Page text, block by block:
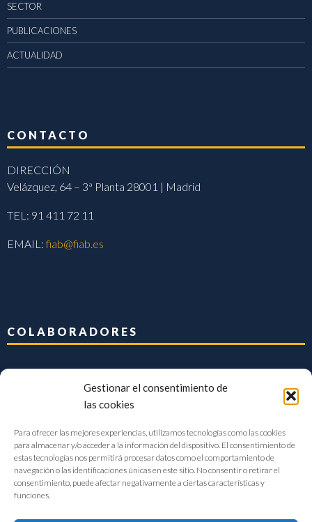
Gestionar el consentimiento de
las cookies
Para ofrecer las mejores experiencias, utilizamos tecnologías como las cookies
para almacenar y/o acceder a la información del dispositivo. El consentimiento de
estas tecnologías nos permitirá procesar datos como el comportamiento de
navegación o las identificaciones únicas en este sitio. No consentir o retirar el
consentimiento, puede afectar negativamente a ciertas características y
funciones.
SECTOR
PUBLICACIONES
ACTUALIDAD
CONTACTO
DIRECCIÓN
Velázquez, 64 – 3ª Planta 28001 | Madrid
TEL: 91 411 72 11
EMAIL:fiab@fiab.es
COLABORADORES